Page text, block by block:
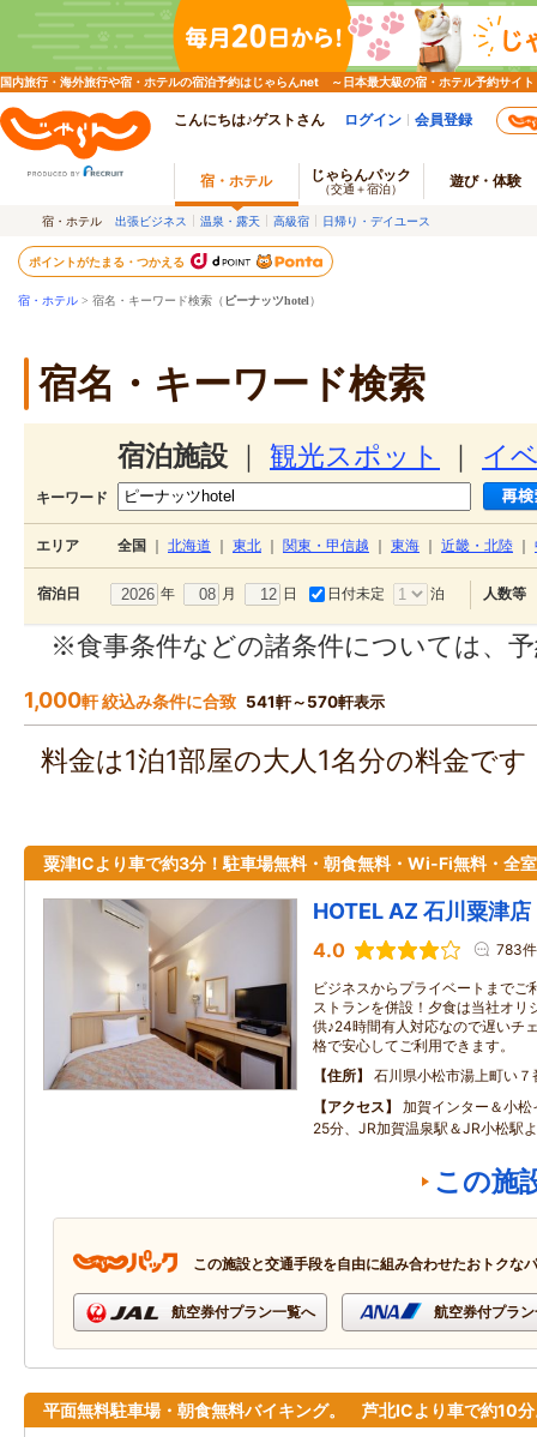
国内旅行・海外旅行や宿・ホテルの宿泊予約はじゃらんnet ～日本最大級の宿・ホテル予約サイト
こんにちは♪ゲストさん ログイン 会員登録
宿・ホテル じゃらんパック
（交通＋宿泊） 遊び・体験
宿・ホテル 出張ビジネス 温泉・露天 高級宿 日帰り・デイユース
ポイントがたまる・つかえる
宿・ホテル > 宿名・キーワード検索（ ピーナッツhotel）
宿名・キーワード検索
宿泊施設 観光スポット イ
キーワード
エリア 全国 北海道 東北 関東・甲信越 東海 近畿・北陸
宿泊日 年 月 日 日付未定 泊 人数等
※食事条件などの諸条件については、
1,000軒 絞込み条件に合致 541軒～570軒表示
料金は1泊1部屋の大人1名分の料金で
粟津ICより車で約3分！駐車場無料・朝食無料・Wi-Fi無料・全
HOTEL AZ 石川粟津店
4.0 783件
ビジネスからプライベートまでご
ストランを併設！夕食は当社オリ
供♪24時間有人対応なので遅いチ
格で安心してご利用できます。
住所
石川県小松市湯上町い７
アクセス
加賀インター＆小
25分、JR加賀温泉駅＆JR小松駅
この施
この施設と交通手段を自由に組み合わせたおトクな
航空券付プラン一覧へ 航空券付プラ
平面無料駐車場・朝食無料バイキング。 芦北ICより車で約10